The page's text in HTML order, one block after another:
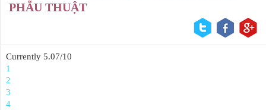
PHẪU THUẬT
Currently 5.07/10
1
2
3
4